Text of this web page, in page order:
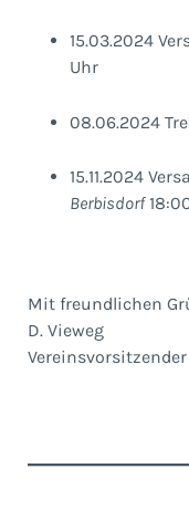
15.03.2024
Uhr
08.06.2024
15.11.2024
Berbisdorf
Mit freundlichen
D. Vieweg
Vereinsvorsitzender